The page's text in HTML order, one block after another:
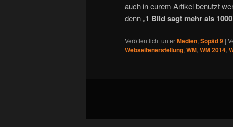
auch in eurem Artikel benutzt
denn „1 Bild sagt mehr als
Veröffentlicht unterMedien, Sopäd 9 |
Webseitenerstellung, WM, WM 2014,